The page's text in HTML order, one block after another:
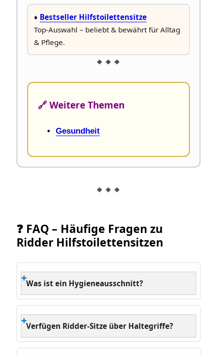
♦️ Bestseller Hilfstoilettensitze
Top-Auswahl – beliebt & bewährt für Alltag
& Pflege.
🔸🔸🔸
🔗 Weitere Themen
Gesundheit
🔸🔸🔸
❓ FAQ – Häufige Fragen zu
Ridder Hilfstoilettensitzen
Was ist ein Hygieneausschnitt?
Verfügen Ridder-Sitze über Haltegriffe?